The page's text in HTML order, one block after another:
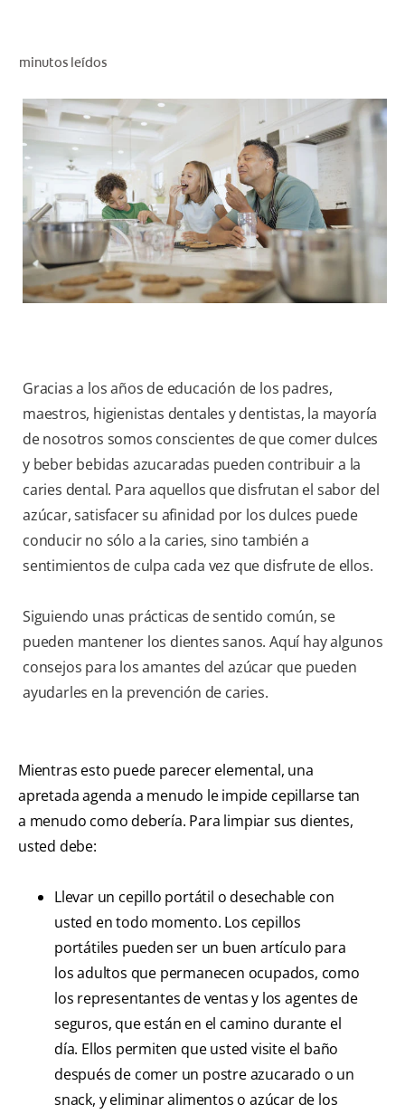
PARA PROFESIONALES
DO (ES)
SUSCRÍBASE
minutos leídos
Gracias a los años de educación de los padres,
maestros, higienistas dentales y dentistas, la mayoría
de nosotros somos conscientes de que comer dulces
y beber bebidas azucaradas pueden contribuir a la
caries dental. Para aquellos que disfrutan el sabor del
azúcar, satisfacer su afinidad por los dulces puede
conducir no sólo a la caries, sino también a
sentimientos de culpa cada vez que disfrute de ellos.
Siguiendo unas prácticas de sentido común, se
pueden mantener los dientes sanos. Aquí hay algunos
consejos para los amantes del azúcar que pueden
ayudarles en la prevención de caries.
Mientras esto puede parecer elemental, una
apretada agenda a menudo le impide cepillarse tan
a menudo como debería. Para limpiar sus dientes,
usted debe:
Llevar un cepillo portátil o desechable con
usted en todo momento. Los cepillos
portátiles pueden ser un buen artículo para
los adultos que permanecen ocupados, como
los representantes de ventas y los agentes de
seguros, que están en el camino durante el
día. Ellos permiten que usted visite el baño
después de comer un postre azucarado o un
snack, y eliminar alimentos o azúcar de los